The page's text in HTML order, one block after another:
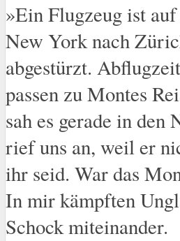
»Ein Flugzeug ist
New York nach
abgestürzt.
passen zu Montes
sah es gerade in den
rief uns an, weil er
ihr seid. War das
In mir kämpften
Schock miteinander.